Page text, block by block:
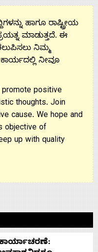
ಹಾಗೂ ರಾಷ್ಟ್ರೀಯ
ಮಾಡುತ್ತದೆ. ಈ
ನಿಮ್ಮ
ಕಾರ್ಯದಲ್ಲಿ ನೀವೂ
positive
thoughts. Join
cause. We hope and
objective of
up with quality
ಕಾರ್ಯಾಚರಣೆ: